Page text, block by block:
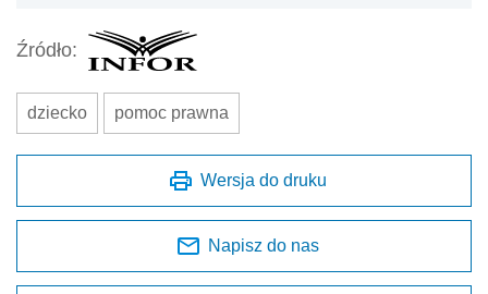
Źródło:
dziecko pomoc prawna
Wersja do druku
Napisz do nas